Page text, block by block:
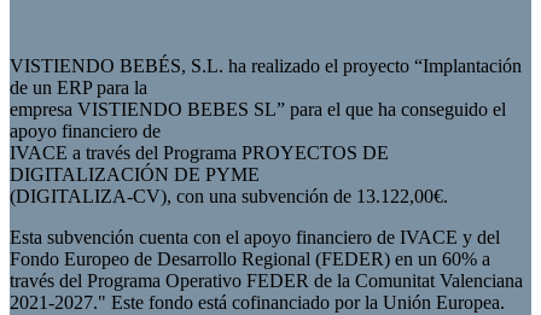
VISTIENDO BEBÉS, S.L. ha realizado el proyecto “Implantación
de un ERP para la
empresa VISTIENDO BEBES SL” para el que ha conseguido el
apoyo financiero de
IVACE a través del Programa PROYECTOS DE
DIGITALIZACIÓN DE PYME
(DIGITALIZA-CV), con una subvención de 13.122,00€.
Esta subvención cuenta con el apoyo financiero de IVACE y del
Fondo Europeo de Desarrollo Regional (FEDER) en un 60% a
través del Programa Operativo FEDER de la Comunitat Valenciana
2021-2027." Este fondo está cofinanciado por la Unión Europea.